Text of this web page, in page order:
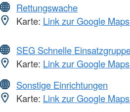
Rettungswache
Karte: Link zur Google
SEG Schnelle
Karte: Link zur Google
Sonstige Einrichtungen
Karte: Link zur Google